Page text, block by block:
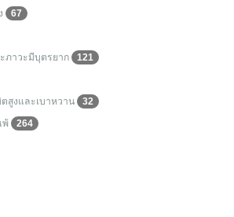
67
ภาวะมีบุตรยาก
121
สูงและเบาหวาน
32
พ้
264